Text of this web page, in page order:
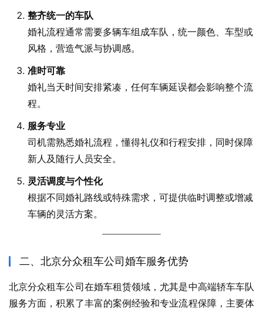
整齐统一的车队
婚礼流程通常需要多辆车组成车队，统一颜色、车型或
风格，营造气派与协调感。
准时可靠
婚礼当天时间安排紧凑，任何车辆延误都会影响整个流
程。
服务专业
司机需熟悉婚礼流程，懂得礼仪和行程安排，同时保障
新人及随行人员安全。
灵活调度与个性化
根据不同婚礼路线或特殊需求，可提供临时调整或增减
车辆的灵活方案。
二、北京分众租车公司婚车服务优势
北京分众租车公司在婚车租赁领域，尤其是中高端轿车车队
服务方面，积累了丰富的案例经验和专业流程保障，主要体